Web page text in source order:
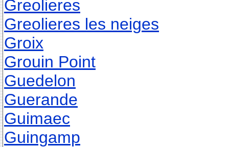
Greolieres
Greolieres les neiges
Groix
Grouin Point
Guedelon
Guerande
Guimaec
Guingamp